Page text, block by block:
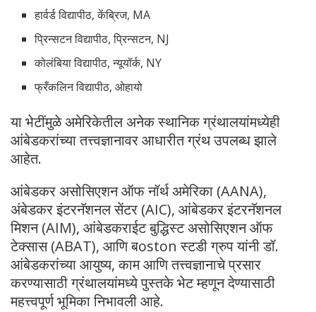
हार्वर्ड विद्यापीठ, केंब्रिज, MA
प्रिन्सटन विद्यापीठ, प्रिन्सटन, NJ
कोलंबिया विद्यापीठ, न्यूयॉर्क, NY
फ्रँकलिन विद्यापीठ, ओहायो
या भेटींमुळे अमेरिकेतील अनेक स्थानिक ग्रंथालयांमध्येही
आंबेडकरांच्या तत्त्वज्ञानावर आधारीत ग्रंथ उपलब्ध झाले
आहेत.
आंबेडकर असोसिएशन ऑफ नॉर्थ अमेरिका (AANA),
अंबेडकर इंटरनॅशनल सेंटर (AIC), आंबेडकर इंटरनॅशनल
मिशन (AIM), आंबेडकराईट बुद्धिस्ट असोसिएशन ऑफ
टेक्सास (ABAT), आणि बoston स्टडी ग्रुप यांनी डॉ.
आंबेडकरांच्या आयुष्य, काम आणि तत्त्वज्ञानाचे प्रसार
करण्यासाठी ग्रंथालयांमध्ये पुस्तके भेट म्हणून देण्यासाठी
महत्त्वपूर्ण भूमिका निभावली आहे.